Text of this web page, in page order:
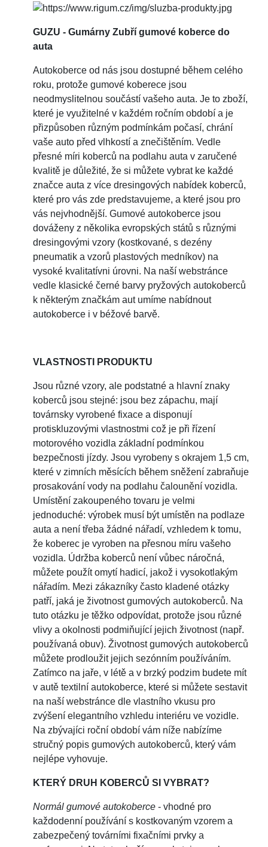
GUZU - Gumárny Zubří gumové koberce do
auta
Autokoberce od nás jsou dostupné během celého
roku, protože gumové koberece jsou
neodmyslitelnou součástí vašeho auta. Je to zboží,
které je využitelné v každém ročním období a je
přizpůsoben různým podmínkám počasí, chrání
vaše auto před vlhkostí a znečištěním. Vedle
přesné míri koberců na podlahu auta v zaručené
kvalitě je důležité, že si můžete vybrat ke každé
značce auta z více dresingových nabídek koberců,
které pro vás zde predstavujeme, a které jsou pro
vás nejvhodnější. Gumové autokoberce jsou
dováženy z několika evropských států s různými
dresingovými vzory (kostkované, s dezény
pneumatik a vzorů plastových medníkov) na
vysoké kvalitatívni úrovni. Na naší webstránce
vedle klasické černé barvy pryžových autokoberců
k některým značkám aut umíme nabídnout
autokoberce i v béžové barvě.
VLASTNOSTI PRODUKTU
Jsou různé vzory, ale podstatné a hlavní znaky
koberců jsou stejné: jsou bez zápachu, mají
továrnsky vyrobené fixace a disponují
protiskluzovými vlastnostmi což je při řízení
motorového vozidla základní podmínkou
bezpečnosti jízdy. Jsou vyrobeny s okrajem 1,5 cm,
které v zimních měsících během sněžení zabraňuje
prosakování vody na podlahu čalounění vozidla.
Umístění zakoupeného tovaru je velmi
jednoduché: výrobek musí být umístěn na podlaze
auta a není třeba žádné nářadí, vzhledem k tomu,
že koberec je vyroben na přesnou míru vašeho
vozidla. Údržba koberců není vůbec náročná,
můžete použít omytí hadicí, jakož i vysokotlakým
nářadím. Mezi zákazníky často kladené otázky
patří, jaká je životnost gumových autokoberců. Na
tuto otázku je těžko odpovídat, protože jsou různé
vlivy a okolnosti podmiňující jejich životnost (např.
používaná obuv). Životnost gumových autokoberců
můžete prodloužit jejich sezónním používáním.
Zatímco na jaře, v létě a v brzký podzim budete mít
v autě textilní autokoberce, které si můžete sestavit
na naší webstránce dle vlastního vkusu pro
zvýšení elegantního vzhledu interiéru ve vozidle.
Na zbývajíci roční období vám níže nabízíme
stručný popis gumových autokoberců, který vám
nejlépe vyhovuje.
KTERÝ DRUH KOBERCŮ SI VYBRAT?
Normál gumové autokoberce- vhodné pro
každodenní používání s kostkovaným vzorem a
zabezpečený továrními fixačními prvky a